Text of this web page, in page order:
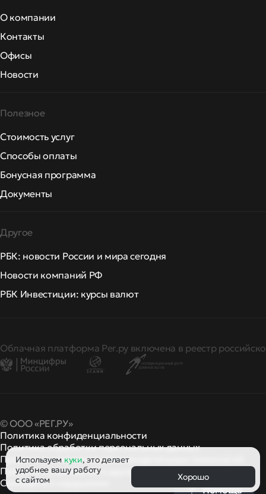
О компании
Контакты
Офисы
Новости
Полезное
Стоимость услуг
Способы оплаты
Бонусная программа
Документы
Другое
РБК: новости России и мира сегодня
Новости компаний РФ
РБК Инвестиции: курсы валют
Облачная платформа Рег.ру включена в реестр
© ООО «РЕГ.РУ»
Политика конфиденциальности
Политика обработки персональных данных
Правила применения рекомендательных технологий
Правила пользованияи другие
правила и политики
Сообщить о нарушении
Используем куки, это делает
удобнее вашу работу
с сайтом
Хорошо
Помощь